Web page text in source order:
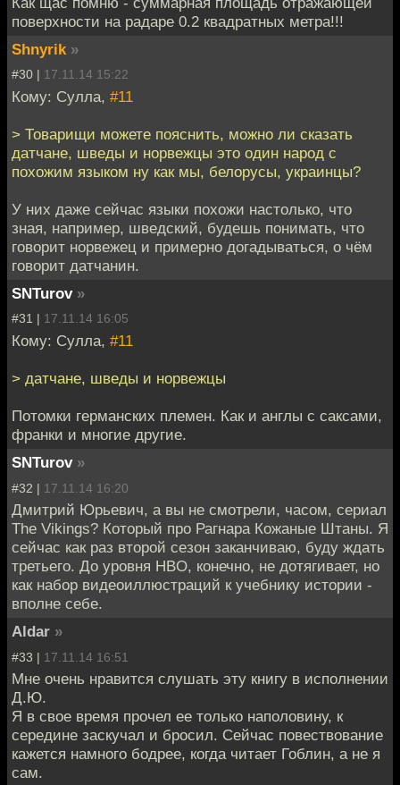
поверхности на радаре 0.2 квадратных метра!!!
Shnyrik »
#30 | 17.11.14 15:22
Кому: Сулла, #11
> Товарищи можете пояснить, можно ли сказать
датчане, шведы и норвежцы это один народ с
похожим языком ну как мы, белорусы, украинцы?
У них даже сейчас языки похожи настолько, что
зная, например, шведский, будешь понимать, что
говорит норвежец и примерно догадываться, о чём
говорит датчанин.
SNTurov »
#31 | 17.11.14 16:05
Кому: Сулла, #11
> датчане, шведы и норвежцы
Потомки германских племен. Как и англы с саксами,
франки и многие другие.
SNTurov »
#32 | 17.11.14 16:20
Дмитрий Юрьевич, а вы не смотрели, часом, сериал
The Vikings? Который про Рагнара Кожаные Штаны. Я
сейчас как раз второй сезон заканчиваю, буду ждать
третьего. До уровня HBO, конечно, не дотягивает, но
как набор видеоиллюстраций к учебнику истории -
вполне себе.
Aldar »
#33 | 17.11.14 16:51
Мне очень нравится слушать эту книгу в исполнении
Д.Ю.
Я в свое время прочел ее только наполовину, к
середине заскучал и бросил. Сейчас повествование
кажется намного бодрее, когда читает Гоблин, а не я
сам.